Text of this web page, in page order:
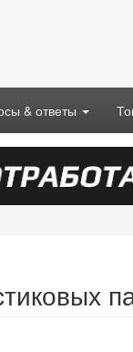
& ответы